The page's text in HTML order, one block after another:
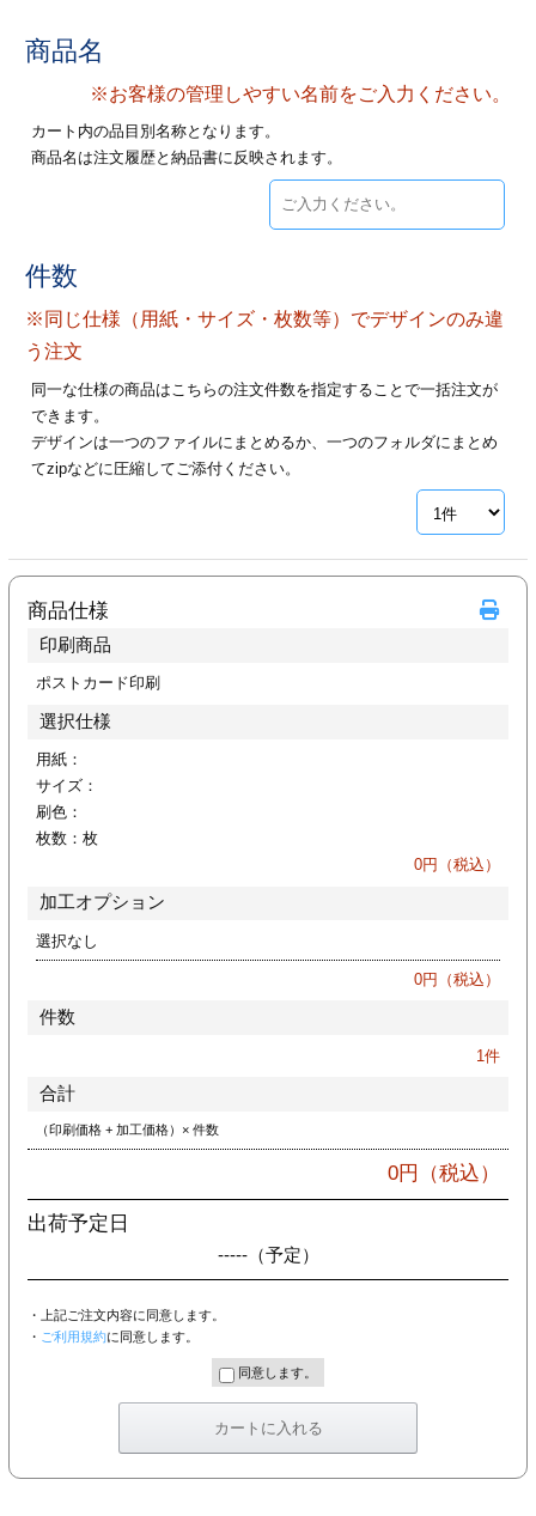
印刷
印刷
リーブ印刷
加工
印刷
カード印刷
ァイル印刷
印刷
リーブ
ー印刷
商品名
※お客様の管理しやすい名前をご入力ください。
カート内の品目別名称となります。
商品名は注文履歴と納品書に反映されます。
件数
※同じ仕様（用紙・サイズ・枚数等）でデザインのみ違
う注文
同一な仕様の商品はこちらの注文件数を指定することで一括注文が
できます。
デザインは一つのファイルにまとめるか、一つのフォルダにまとめ
てzipなどに圧縮してご添付ください。
商品仕様
印刷商品
ポストカード印刷
選択仕様
用紙：
サイズ：
刷色：
枚数： 枚
0円（税込）
加工オプション
選択なし
0円（税込）
件数
1件
合計
（印刷価格 + 加工価格）× 件数
0円（税込）
出荷予定日
-----（予定）
・上記ご注文内容に同意します。
・ ご利用規約に同意します。
同意します。